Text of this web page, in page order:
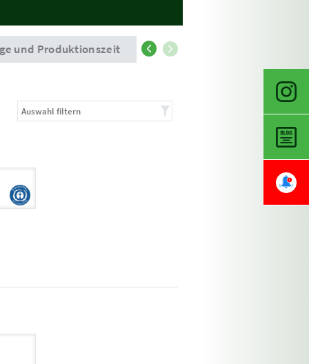
und Produktionszeit